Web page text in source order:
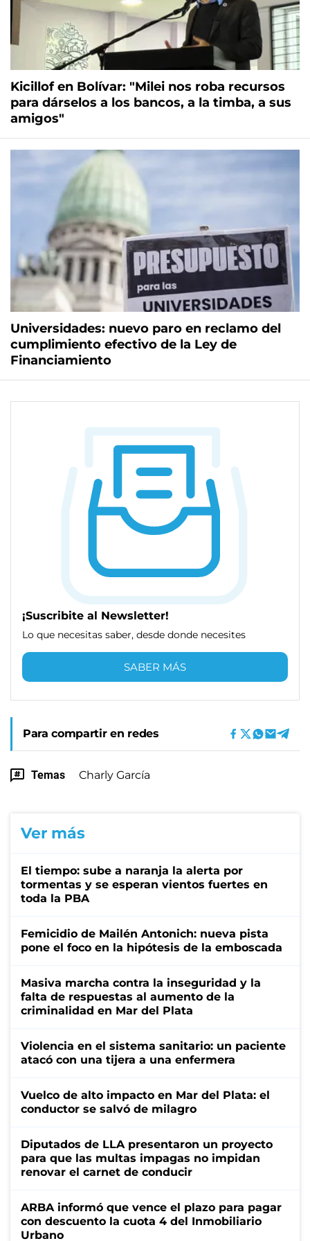
Kicillof en Bolívar: "Milei nos roba recursos
para dárselos a los bancos, a la timba, a sus
amigos"
Universidades: nuevo paro en reclamo del
cumplimiento efectivo de la Ley de
Financiamiento
¡Suscribite al Newsletter!
Lo que necesitas saber, desde donde necesites
SABER MÁS
Para compartir en redes
Temas Charly García
Ver más
El tiempo: sube a naranja la alerta por
tormentas y se esperan vientos fuertes en
toda la PBA
Femicidio de Mailén Antonich: nueva pista
pone el foco en la hipótesis de la emboscada
Masiva marcha contra la inseguridad y la
falta de respuestas al aumento de la
criminalidad en Mar del Plata
Violencia en el sistema sanitario: un paciente
atacó con una tijera a una enfermera
Vuelco de alto impacto en Mar del Plata: el
conductor se salvó de milagro
Diputados de LLA presentaron un proyecto
para que las multas impagas no impidan
renovar el carnet de conducir
ARBA informó que vence el plazo para pagar
con descuento la cuota 4 del Inmobiliario
Urbano